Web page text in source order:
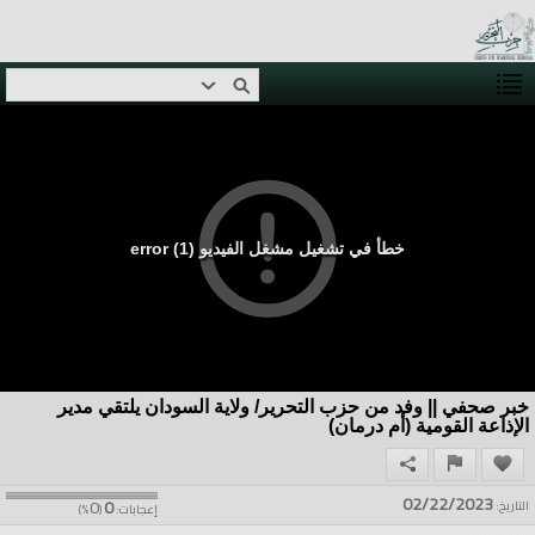
خطأ في تشغيل مشغل الفيديو (1) error
خبر صحفي || وفد من حزب التحرير/ ولاية السودان يلتقي مدير
الإذاعة القومية (أم درمان)
إعجابات:0
(
0
%) التاريخ:02/22/2023